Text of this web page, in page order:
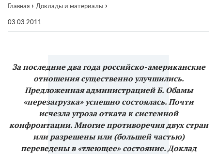
Главная › Доклады и материалы ›
03.03.2011
За последние два года российско-американские
отношения существенно улучшились.
Предложенная администрацией Б. Обамы
«перезагрузка» успешно состоялась. Почти
исчезла угроза отката к системной
конфронтации. Многие противоречия двух стран
или разрешены или (большей частью)
переведены в «тлеющее» состояние. Доклад